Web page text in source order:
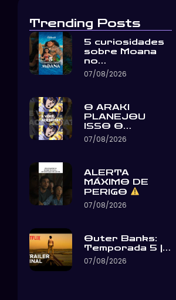
Trending Posts
5 curiosidades
sobre Moana
no…
07/08/2026
O ARAKI
PLANEJOU
ISSO O…
07/08/2026
ALERTA
MÁXIMO DE
PERIGO
07/08/2026
Outer Banks:
Temporada 5 |…
07/08/2026